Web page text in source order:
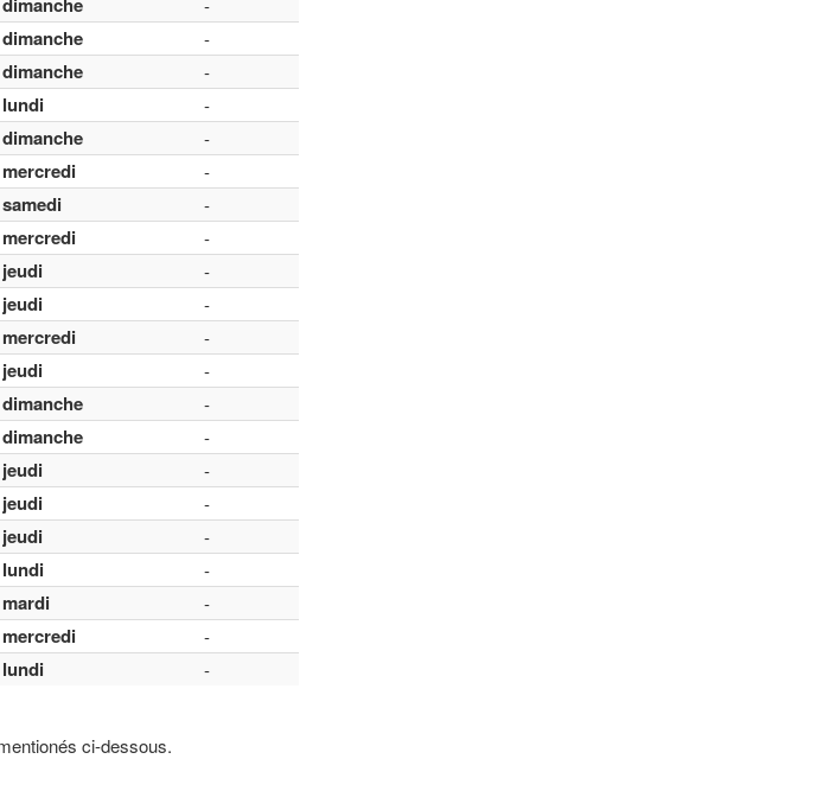
-
dimanche
-
dimanche
-
lundi
-
dimanche
-
mercredi
-
samedi
-
mercredi
-
jeudi
-
jeudi
-
mercredi
-
jeudi
-
dimanche
-
dimanche
-
jeudi
-
jeudi
-
jeudi
-
lundi
-
mardi
-
mercredi
-
lundi -
ci-dessous.